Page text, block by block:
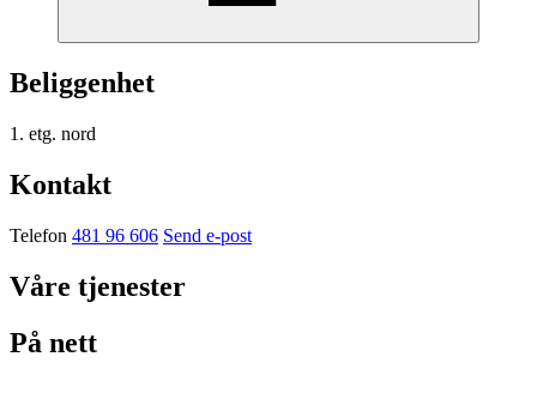
Beliggenhet
1. etg. nord
Kontakt
Telefon 481 96 606 Send e-post
Våre tjenester
På nett